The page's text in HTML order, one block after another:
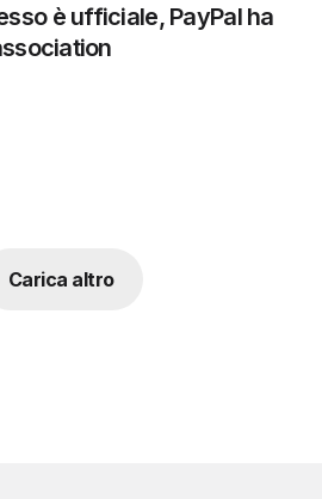
è ufficiale, PayPal ha
Carica altro